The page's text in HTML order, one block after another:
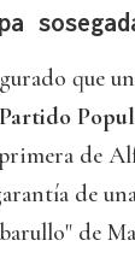
que
de
de
de